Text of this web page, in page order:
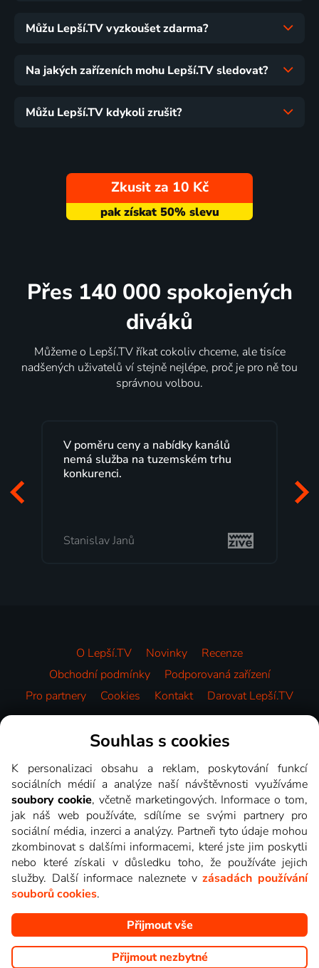
Můžu Lepší.TV vyzkoušet zdarma?
Na jakých zařízeních mohu Lepší.TV sledovat?
Můžu Lepší.TV kdykoli zrušit?
Zkusit za 10 Kč
Přes 140 000 spokojených
diváků
Můžeme o Lepší.TV říkat cokoliv chceme, ale tisíce
nadšených uživatelů ví stejně nejlépe, proč je pro ně tou
správnou volbou.
Lepší.TV sleduji už několik let s
maximální spokojeností. Velký výběr
začátek programu, to je přesně to, co
Milada Tomešová
O Lepší.TV Novinky
Recenze
Obchodní podmínky
Podporovaná zařízení
Pro partnery
Cookies Kontakt Darovat Lepší.TV
Videotéka
Copyright © goNET s.r.o. Na tomto webu jsou zobrazovány
obrázky z pořadů TV stanic, které můžete sledovat v Lepší.TV.
Souhlas s cookies
K personalizaci obsahu a reklam, poskytování funkcí
sociálních médií a analýze naší návštěvnosti využíváme
soubory cookie, včetně marketingových. Informace o tom,
jak náš web používáte, sdílíme se svými partnery pro
sociální média, inzerci a analýzy. Partneři tyto údaje mohou
zkombinovat s dalšími informacemi, které jste jim poskytli
nebo které získali v důsledku toho, že používáte jejich
služby. Další informace naleznete vzásadách používání
souborů cookies.
Přijmout vše
Přijmout nezbytné